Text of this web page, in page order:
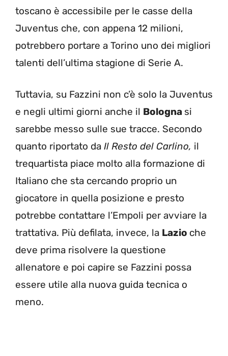
toscano è accessibile per le casse della
Juventus che, con appena 12 milioni,
potrebbero portare a Torino uno dei migliori
talenti dell’ultima stagione di Serie A.
Tuttavia, su Fazzini non c’è solo la Juventus
e negli ultimi giorni anche il Bologna si
sarebbe messo sulle sue tracce. Secondo
quanto riportato da Il Resto del Carlino, il
trequartista piace molto alla formazione di
Italiano che sta cercando proprio un
giocatore in quella posizione e presto
potrebbe contattare l’Empoli per avviare la
trattativa. Più defilata, invece, la Lazio che
deve prima risolvere la questione
allenatore e poi capire se Fazzini possa
essere utile alla nuova guida tecnica o
meno.